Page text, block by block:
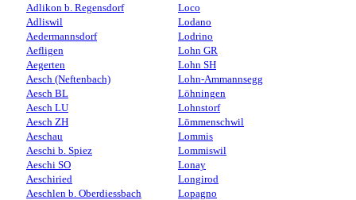
Adlikon b. Regensdorf
Adliswil
Aedermannsdorf
Aefligen
Aegerten
Aesch (Neftenbach)
Aesch BL
Aesch LU
Aesch ZH
Aeschau
Aeschi b. Spiez
Aeschi SO
Aeschiried
Aeschlen b. Oberdiessbach
Loco
Lodano
Lodrino
Lohn GR
Lohn SH
Lohn-Ammannsegg
Löhningen
Lohnstorf
Lömmenschwil
Lommis
Lommiswil
Lonay
Longirod
Lopagno